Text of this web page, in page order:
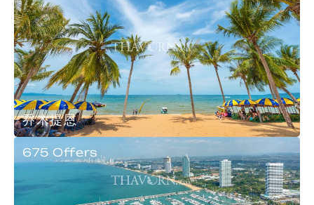
乔木提恩
675 Offers